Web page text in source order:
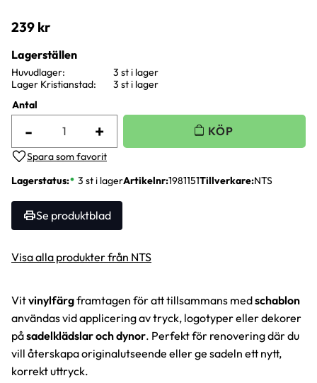
239 kr
Antal
+
-
Lägg till i favoriter
Lagerstatus 3 st i lagerArtikelnr 1981151Tillverkare NTS
Se produktblad
Lagerställen
Huvudlager
3 st i lager
Lager Kristianstad
3 st i lager
Visa alla produkter från NTS
Vitvinylfärgframtagen för att tillsammans medschablon
användas vid applicering av tryck, logotyper eller dekorer
påsadelklädslar och dynor. Perfekt för renovering där du
vill återskapa originalutseende eller ge sadeln ett nytt,
korrekt uttryck.